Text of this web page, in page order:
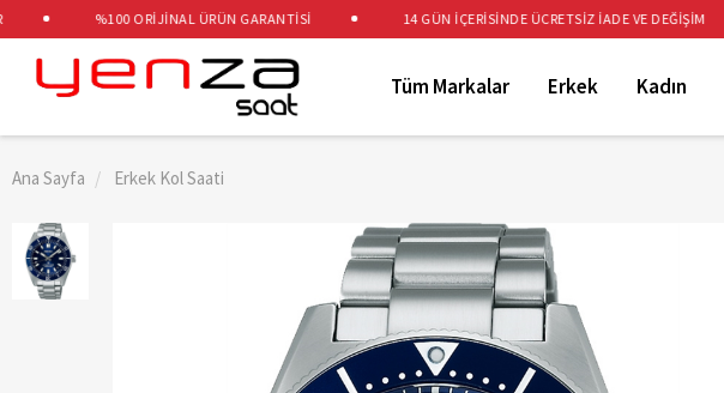
%100 ORİJİNAL ÜRÜN GARANTİSİ 14 GÜN İÇERİSİNDE ÜCRETSİZ İADE VE DEĞİŞİM
Tüm Markalar Erkek Kadın
Ana Sayfa Erkek Kol Saati